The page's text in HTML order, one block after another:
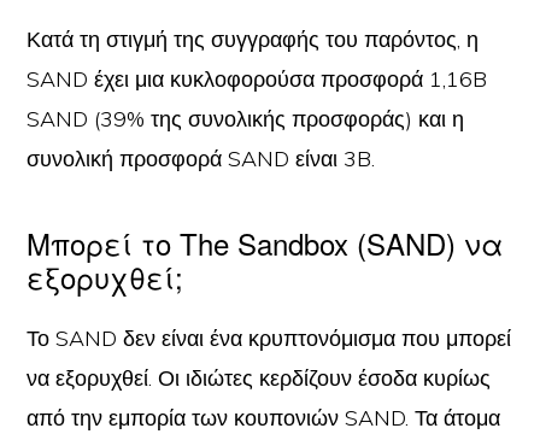
Κατά τη στιγμή της συγγραφής του παρόντος, η
SAND έχει μια κυκλοφορούσα προσφορά 1,16B
SAND (39% της συνολικής προσφοράς) και η
συνολική προσφορά SAND είναι 3B.
Μπορεί το The Sandbox (SAND) να
εξορυχθεί;
Το SAND δεν είναι ένα κρυπτονόμισμα που μπορεί
να εξορυχθεί. Οι ιδιώτες κερδίζουν έσοδα κυρίως
από την εμπορία των κουπονιών SAND. Τα άτομα